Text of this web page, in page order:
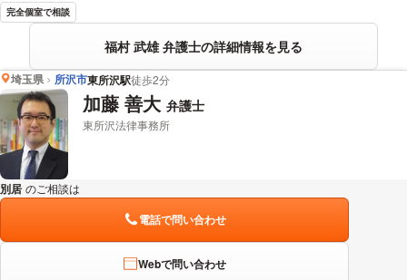
完全個室で相談
福村 武雄 弁護士の詳細情報を見る
埼玉県 所沢市東所沢駅徒歩2分
加藤 善大 弁護士
東所沢法律事務所
別居 のご相談は
電話で問い合わせ
Webで問い合わせ